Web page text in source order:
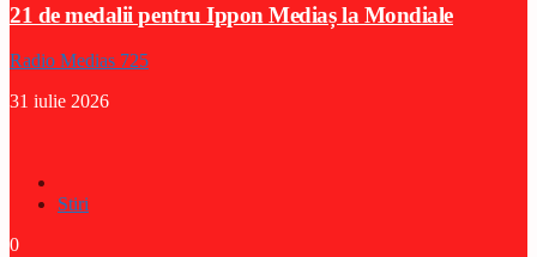
21 de medalii pentru Ippon Mediaș la Mondiale
Radio Medias 725
31 iulie 2026
Stiri
0